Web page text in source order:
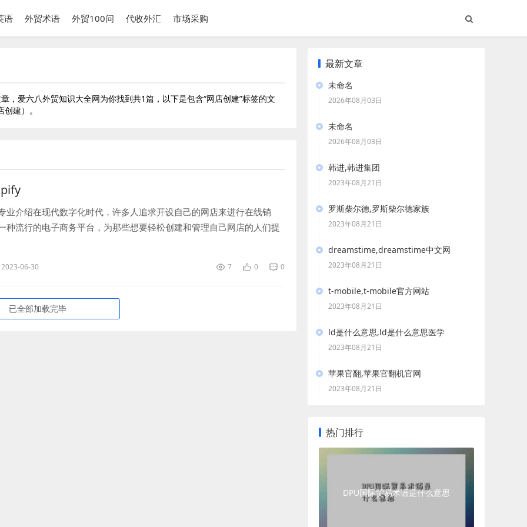
语 外贸术语 外贸100问 代收外汇 市场采购
，爱六八外贸知识大全网为你找到共1篇，以下是包含“网店创建”标签的文
建）。
业介绍在现代数字化时代，许多人追求开设自己的网店来进行在线销
种流行的电子商务平台，为那些想要轻松创建和管理自己网店的人们提
2023-06-30 7 0 0
已全部加载完毕
最新文章
未命名
2026年08月03日
未命名
2026年08月03日
韩进,韩进集团
2023年08月21日
罗斯柴尔德,罗斯柴尔德家族
2023年08月21日
dreamstime,dreamstime中文网
2023年08月21日
t-mobile,t-mobile官方网站
2023年08月21日
ld是什么意思,ld是什么意思医学
2023年08月21日
苹果官翻,苹果官翻机官网
2023年08月21日
热门排行
DPU国际贸易术语是什么意思